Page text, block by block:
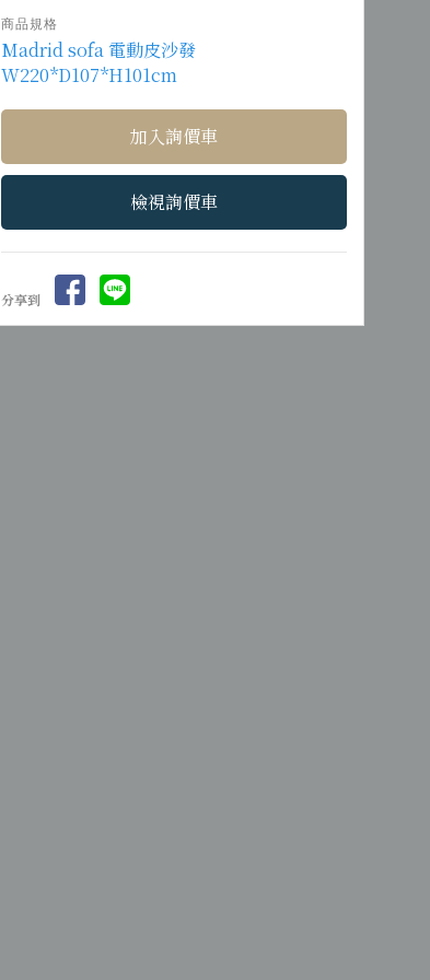
商品規格
Madrid sofa 電動皮沙發
W220*D107*H101cm
檢視詢價車
分享到